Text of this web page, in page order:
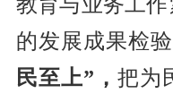
的发展成果检
民至上” ， 把为